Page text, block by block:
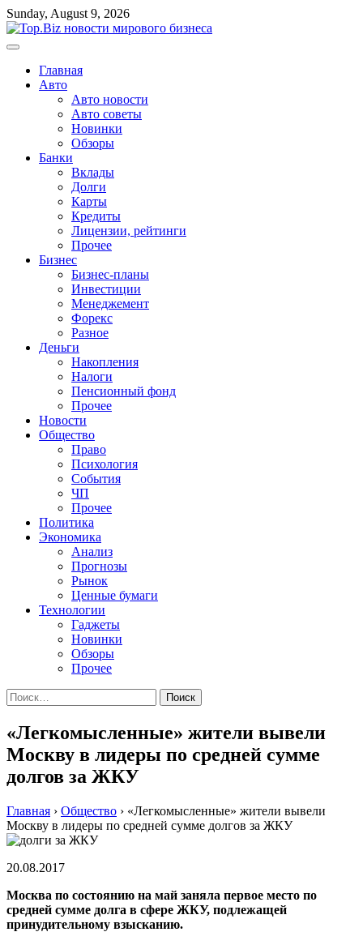
Перейти
к
содержимому
Sunday, August 9, 2026
Главная
Авто
Авто новости
Авто советы
Новинки
Обзоры
Банки
Вклады
Долги
Карты
Кредиты
Лицензии, рейтинги
Прочее
Бизнес
Бизнес-планы
Инвестиции
Менеджемент
Форекс
Разное
Деньги
Накопления
Налоги
Пенсионный фонд
Прочее
Новости
Общество
Право
Психология
События
ЧП
Прочее
Политика
Экономика
Анализ
Прогнозы
Рынок
Ценные бумаги
Технологии
Гаджеты
Новинки
Обзоры
Прочее
Найти:
«Легкомысленные» жители вывели
Москву в лидеры по средней сумме
долгов за ЖКУ
Главная › Общество › «Легкомысленные» жители вывели
Москву в лидеры по средней сумме долгов за ЖКУ
20.08.2017
Москва по состоянию на май заняла первое место по
средней сумме долга в сфере ЖКУ, подлежащей
принудительному взысканию.